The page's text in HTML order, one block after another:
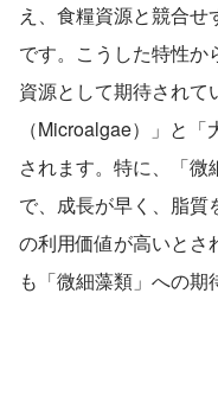
え、食糧資源と競合
です。こうした特性か
資源として期待され
（Microalgae）」と
されます。特に、「
で、成長が早く、脂質
の利用価値が高いとさ
も「微細藻類」への期